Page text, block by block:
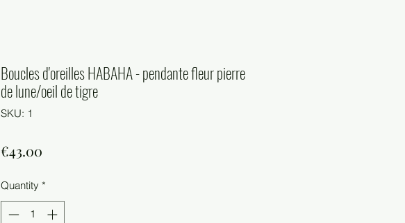
Boucles d'oreilles HABAHA - pendante fleur pierre
de lune/oeil de tigre
SKU: 1
€43.00
Quantity *